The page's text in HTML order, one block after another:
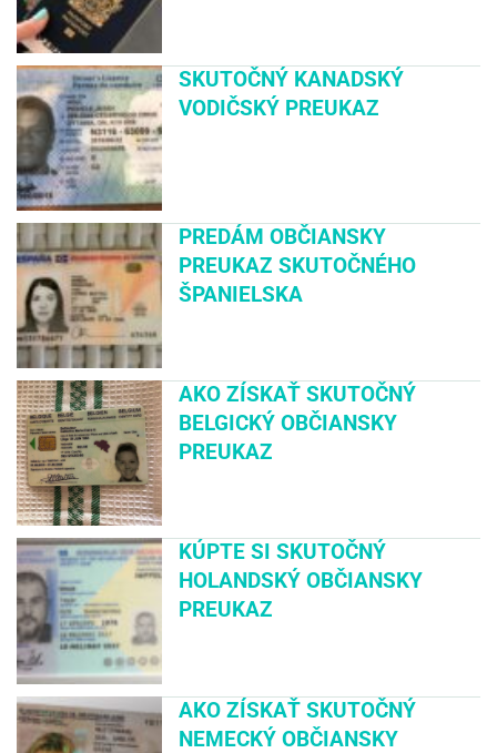
SKUTOČNÝ KANADSKÝ
VODIČSKÝ PREUKAZ
PREDÁM OBČIANSKY
PREUKAZ SKUTOČNÉHO
ŠPANIELSKA
AKO ZÍSKAŤ SKUTOČNÝ
BELGICKÝ OBČIANSKY
PREUKAZ
KÚPTE SI SKUTOČNÝ
HOLANDSKÝ OBČIANSKY
PREUKAZ
AKO ZÍSKAŤ SKUTOČNÝ
NEMECKÝ OBČIANSKY